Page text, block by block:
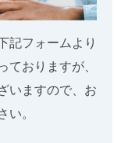
記フォームより
ておりますが、
いますので、お
い。